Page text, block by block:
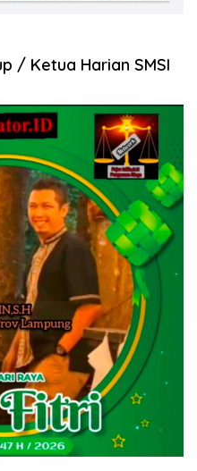
/ Ketua Harian SMSI